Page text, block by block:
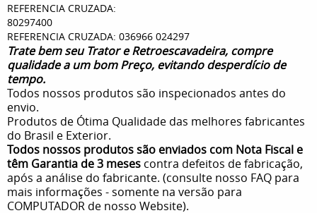
REFERENCIA CRUZADA:
80297400
REFERENCIA CRUZADA: 036966 024297
Trate bem seu Trator e Retroescavadeira, compre
qualidade a um bom Preço, evitando desperdício de
tempo.
Todos nossos produtos são inspecionados antes do
envio.
Produtos de Ótima Qualidade das melhores fabricantes
do Brasil e Exterior.
Todos nossos produtos são enviados com Nota Fiscal e
têm Garantia de 3 meses contra defeitos de fabricação,
após a análise do fabricante. (consulte nosso FAQ para
mais informações - somente na versão para
COMPUTADOR de nosso Website).